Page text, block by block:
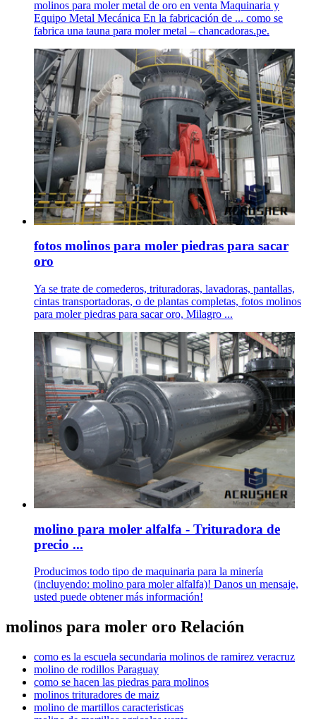
molinos para moler metal de oro en venta Maquinaria y
Equipo Metal Mecánica En la fabricación de ... como se
fabrica una tauna para moler metal – chancadoras.pe.
fotos molinos para moler piedras para sacar
oro
Ya se trate de comederos, trituradoras, lavadoras, pantallas,
cintas transportadoras, o de plantas completas, fotos molinos
para moler piedras para sacar oro, Milagro ...
molino para moler alfalfa - Trituradora de
precio ...
Producimos todo tipo de maquinaria para la minería
(incluyendo: molino para moler alfalfa)! Danos un mensaje,
usted puede obtener más información!
molinos para moler oro Relación
como es la escuela secundaria molinos de ramirez veracruz
molino de rodillos Paraguay
como se hacen las piedras para molinos
molinos trituradores de maiz
molino de martillos caracteristicas